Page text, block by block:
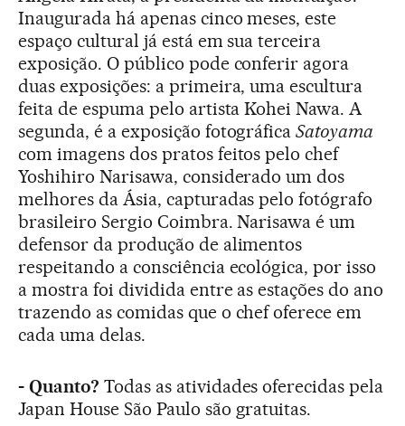
Inaugurada há apenas cinco meses, este
espaço cultural já está em sua terceira
exposição. O público pode conferir agora
duas exposições: a primeira, uma escultura
feita de espuma pelo artista Kohei Nawa. A
segunda, é a exposição fotográficaSatoyama
com imagens dos pratos feitos pelo chef
Yoshihiro Narisawa, considerado um dos
melhores da Ásia, capturadas pelo fotógrafo
brasileiro Sergio Coimbra. Narisawa é um
defensor da produção de alimentos
respeitando a consciência ecológica, por isso
a mostra foi dividida entre as estações do ano
trazendo as comidas que o chef oferece em
cada uma delas.
- Quanto? Todas as atividades oferecidas pela
Japan House São Paulo são gratuitas.